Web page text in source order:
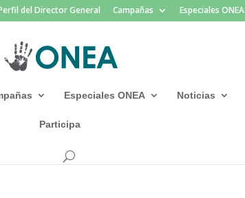
del Director General Campañas Especiales ONEA
Especiales ONEA Noticias
Participa